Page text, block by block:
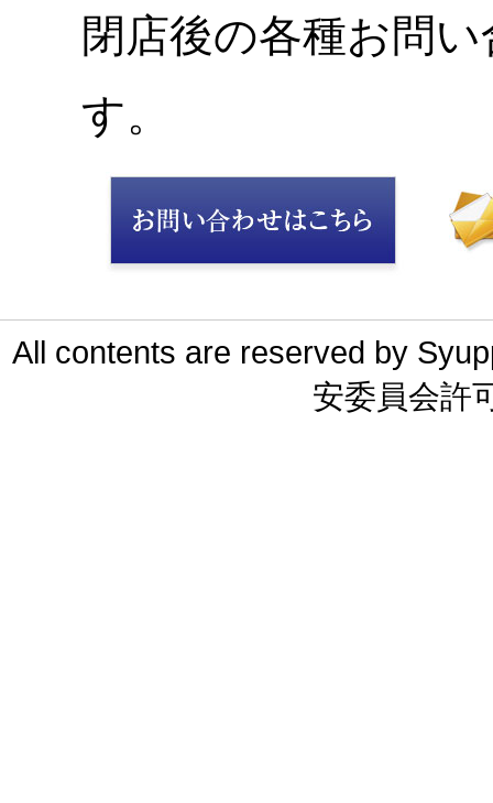
閉店後の各種お問
す。
All contents are reserved by
安委員会許